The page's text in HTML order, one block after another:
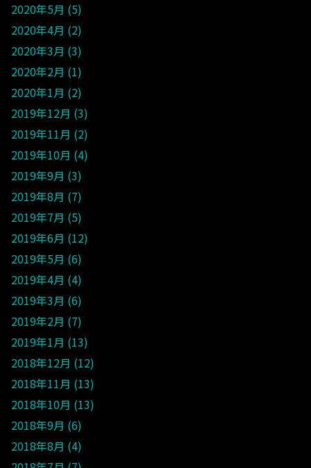
2020年5月 5
2020年4月 2
2020年3月 3
2020年2月 1
2020年1月 2
2019年12月 3
2019年11月 2
2019年10月 4
2019年9月 3
2019年8月 7
2019年7月 5
2019年6月 12
2019年5月 6
2019年4月 4
2019年3月 6
2019年2月 7
2019年1月 13
2018年12月 12
2018年11月 13
2018年10月 13
2018年9月 6
2018年8月 4